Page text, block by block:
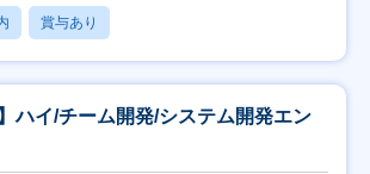
賞与あり
ハイ/チーム開発/システム開発エン